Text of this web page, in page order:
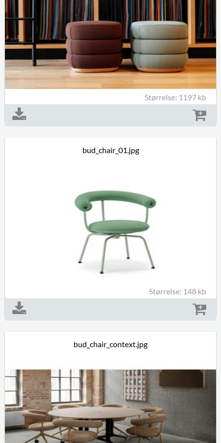
Størrelse: 1197 kb
bud_chair_01.jpg
Størrelse: 148 kb
bud_chair_context.jpg